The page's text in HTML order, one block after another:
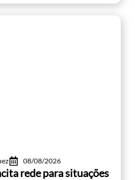
08/08/2026
rede para situações